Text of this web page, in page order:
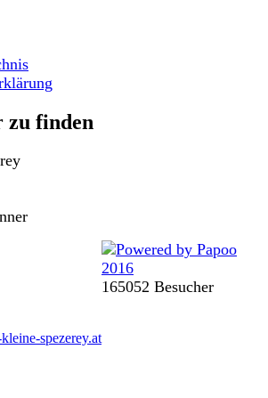
finden
spezerey.at
165052 Besucher